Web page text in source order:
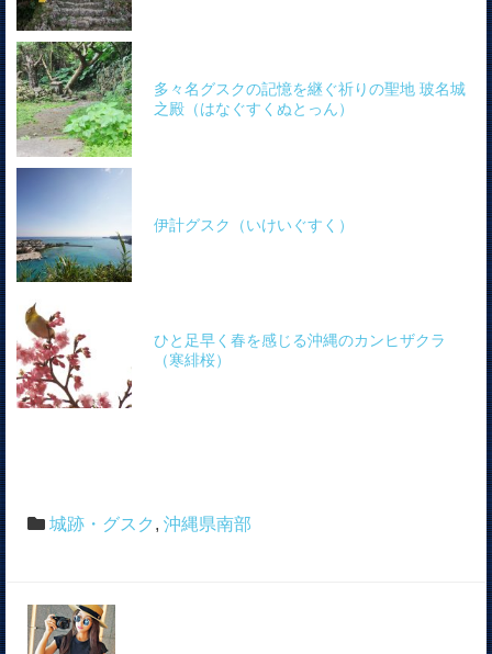
多々名グスクの記憶を継ぐ祈りの聖地 玻名城
之殿（はなぐすくぬとっん）
伊計グスク（いけいぐすく）
ひと足早く春を感じる沖縄のカンヒザクラ
（寒緋桜）
城跡・グスク , 沖縄県南部